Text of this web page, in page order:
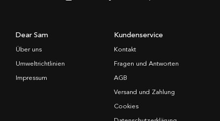
Dear Sam
Über uns
Umweltrichtlinien
Impressum
Kundenservice
Kontakt
Fragen und Antworten
AGB
Versand und Zahlung
Cookies